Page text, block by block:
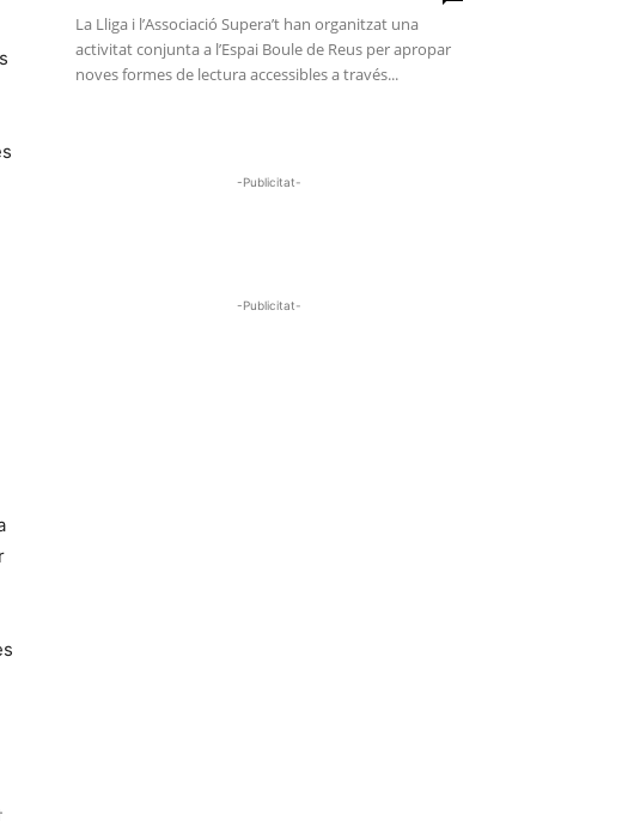
La Lliga i l’Associació Supera’t han organitzat una
activitat conjunta a l’Espai Boule de Reus per apropar
noves formes de lectura accessibles a través...
-Publicitat-
-Publicitat-